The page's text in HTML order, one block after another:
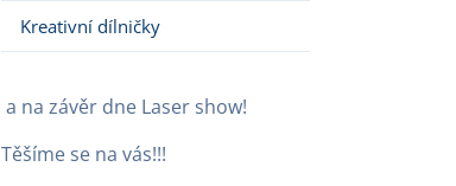
Kreativní dílničky
a na závěr dne Laser show!
Těšíme se na vás!!!